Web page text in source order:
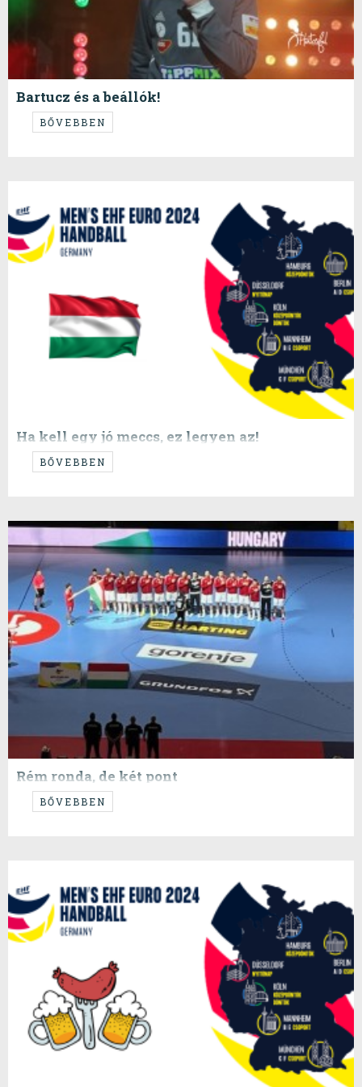
Bartucz és a beállók!
...de egyébként igazi csapatmunka volt...
BŐVEBBEN
Ha kell egy jó meccs, ez legyen az!
BŐVEBBEN
Rém ronda, de két pont
BŐVEBBEN